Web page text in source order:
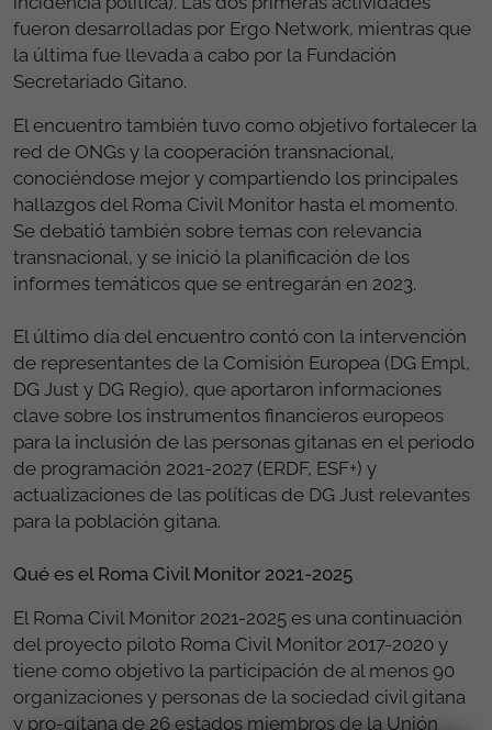
fueron desarrolladas por Ergo Network, mientras que
la última fue llevada a cabo por la Fundación
Secretariado Gitano.
El encuentro también tuvo como objetivo fortalecer la
red de ONGs y la cooperación transnacional,
conociéndose mejor y compartiendo los principales
hallazgos del Roma Civil Monitor hasta el momento.
Se debatió también sobre temas con relevancia
transnacional, y se inició la planificación de los
informes temáticos que se entregarán en 2023.
El último día del encuentro contó con la intervención
de representantes de la Comisión Europea (DG Empl,
DG Just y DG Regio), que aportaron informaciones
clave sobre los instrumentos financieros europeos
para la inclusión de las personas gitanas en el periodo
de programación 2021-2027 (ERDF, ESF+) y
actualizaciones de las políticas de DG Just relevantes
para la población gitana.
Qué es el Roma Civil Monitor 2021-2025
El Roma Civil Monitor 2021-2025 es una continuación
del proyecto piloto Roma Civil Monitor 2017-2020 y
tiene como objetivo la participación de al menos 90
organizaciones y personas de la sociedad civil gitana
y pro-gitana de 26 estados miembros de la Unión